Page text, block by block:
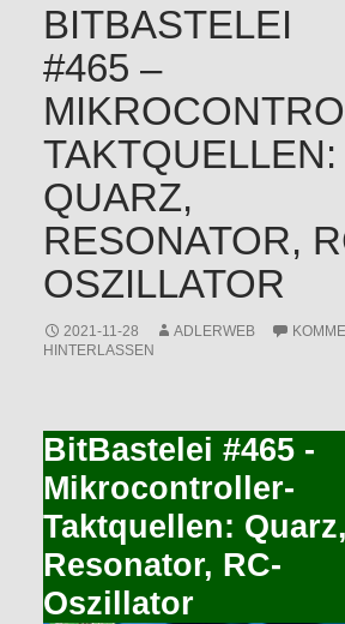
BITBASTELEI
#465 –
TAKTQUELLEN:
QUARZ,
RESONATOR,
OSZILLATOR
2021-11-28 ADLERWEB
HINTERLASSEN
BitBastelei #465 -
Mikrocontroller-
Taktquellen: Quarz,
Resonator, RC-
Oszillator